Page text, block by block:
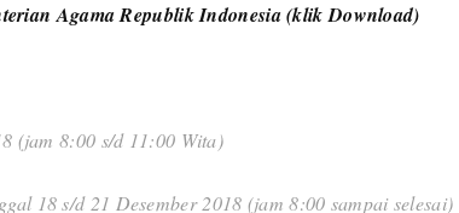
Agama Republik Indonesia (klik Download)
(jam 8:00 s/d 11:00 Wita)
18 s/d 21 Desember 2018 (jam 8:00 sampai selesai)